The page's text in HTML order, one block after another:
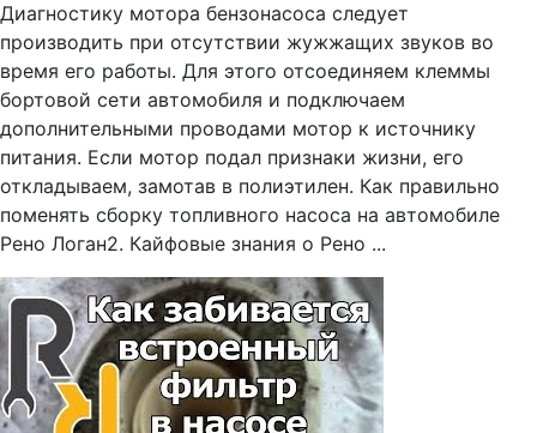
Диагностику мотора бензонасоса следует
производить при отсутствии жужжащих звуков во
время его работы. Для этого отсоединяем клеммы
бортовой сети автомобиля и подключаем
дополнительными проводами мотор к источнику
питания. Если мотор подал признаки жизни, его
откладываем, замотав в полиэтилен. Как правильно
поменять сборку топливного насоса на автомобиле
Рено Логан2. Кайфовые знания о Рено ...